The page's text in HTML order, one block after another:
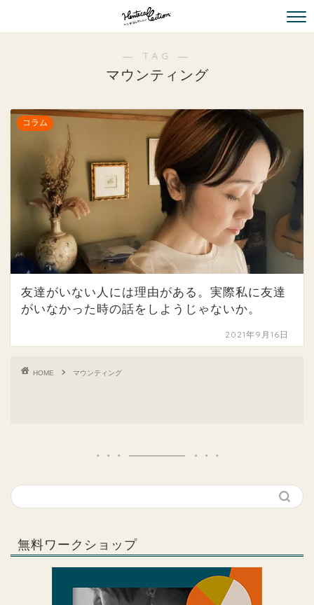
― TAG ―
マウンティング
コラム
友達がいない人には理由がある。実際私に友達
がいなかった時の話をしようじゃないか。
2021年9月16日
HOME マウンティング
無料ワークショップ